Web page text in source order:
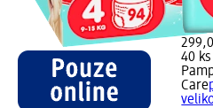
40
Care